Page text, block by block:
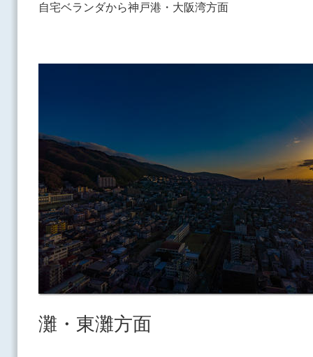
自宅ベランダから神戸港・大阪湾方面
灘・東灘方面